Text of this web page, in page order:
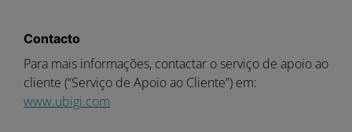
Contacto
Para mais informações, contactar o serviço de apoio ao
cliente (“Serviço de Apoio ao Cliente”) em:
www.ubigi.com